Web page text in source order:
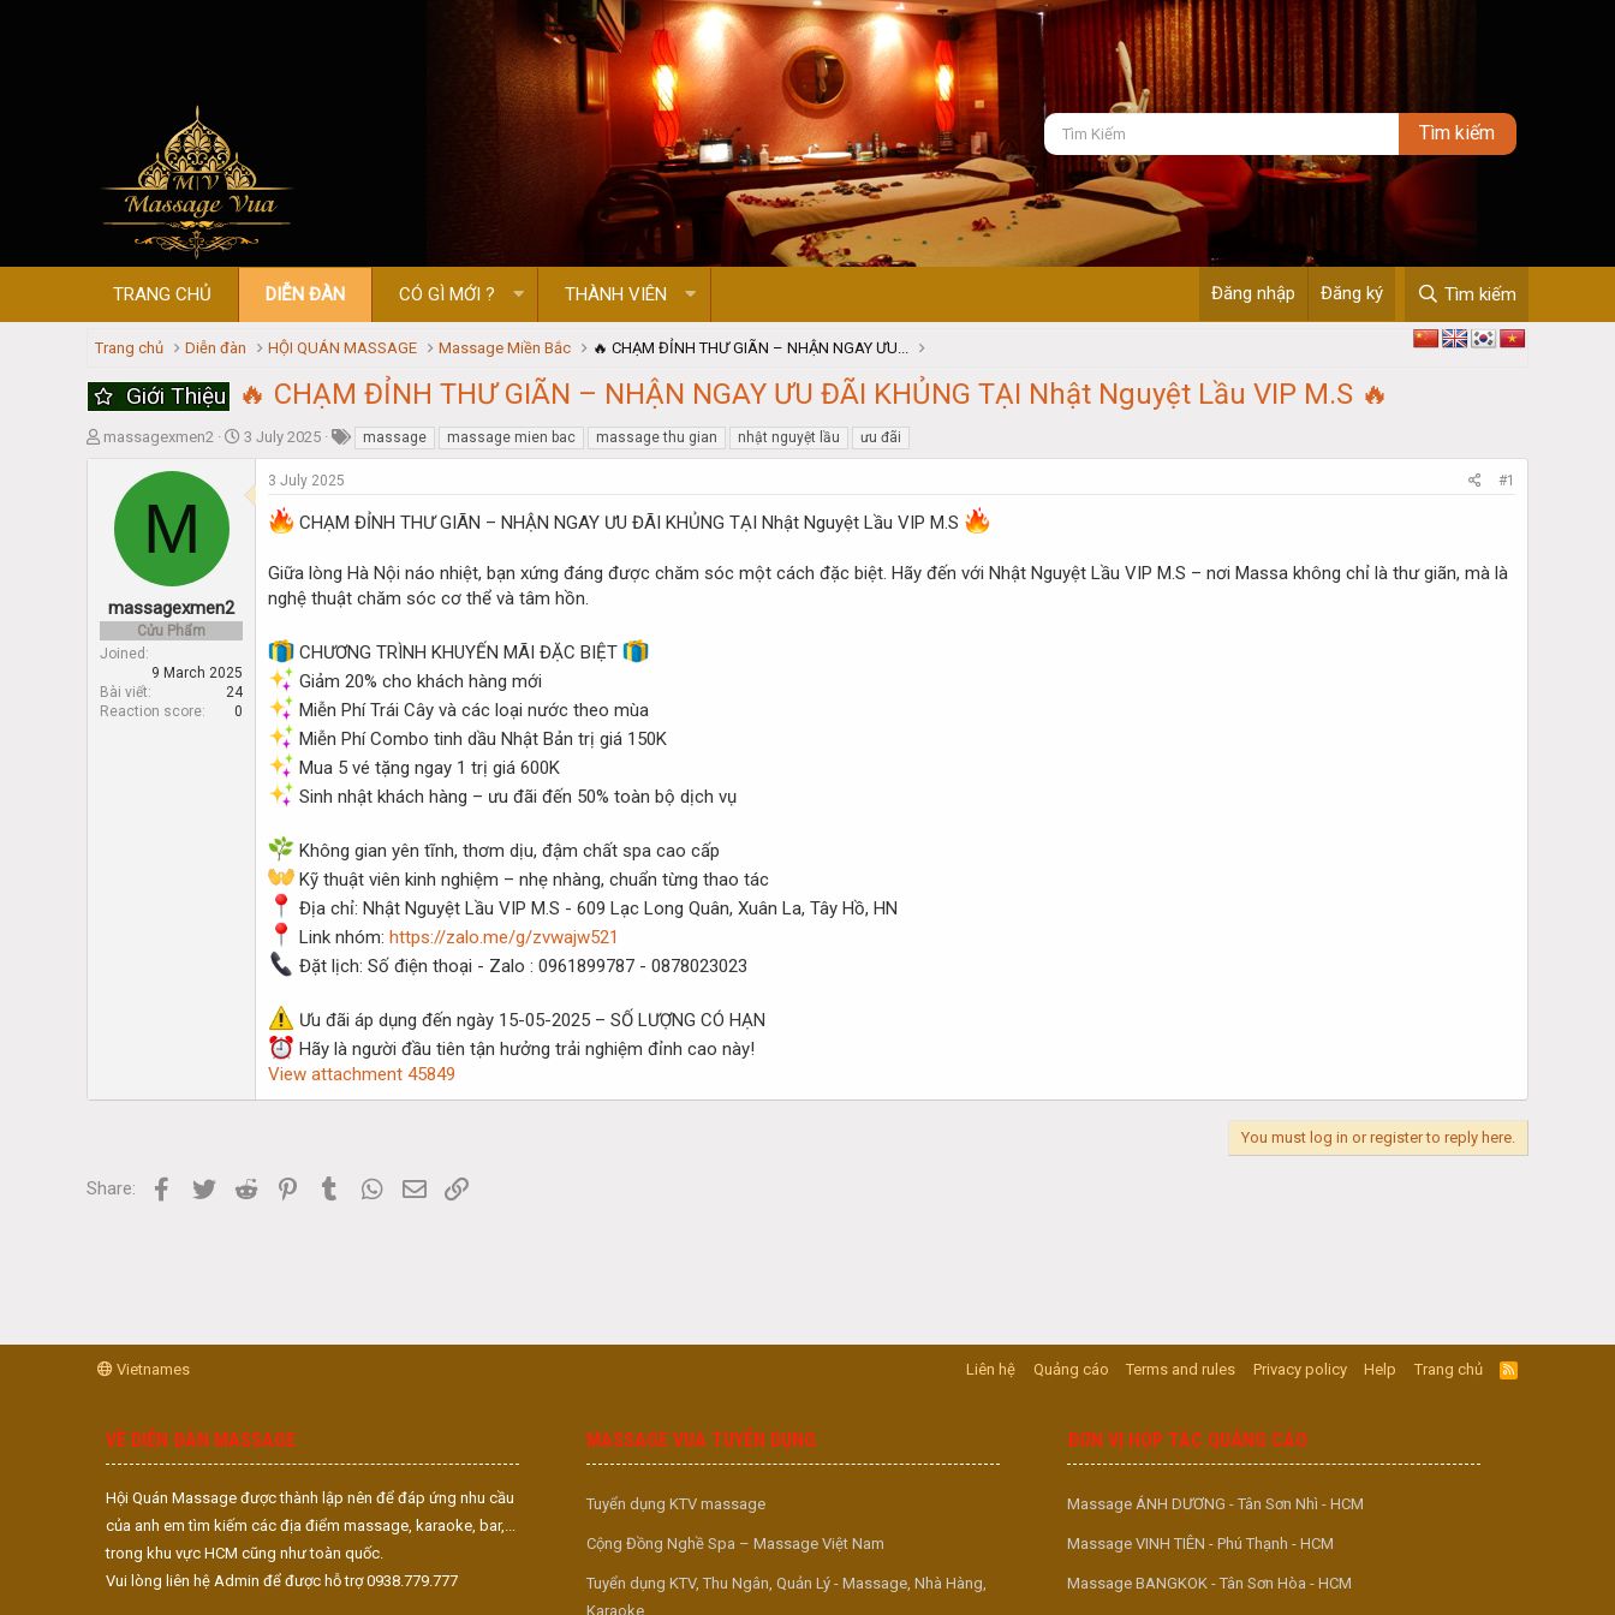
TRANG CHỦ DIỄN ĐÀN CÓ GÌ MỚI ? THÀNH VIÊN Đăng nhập Đăng ký Tìm kiếm
Trang chủ Diễn đàn HỘI QUÁN MASSAGE Massage Miền Bắc 🔥 CHẠM ĐỈNH THƯ GIÃN – NHẬN NGAY ƯU...
Giới Thiệu 🔥 CHẠM ĐỈNH THƯ GIÃN – NHẬN NGAY ƯU ĐÃI KHỦNG TẠI Nhật Nguyệt Lầu VIP M.S 🔥
T
a
t
r
massagexmen2
S
r
3 July 2025 massage massage mien bac massage thu gian nhật nguyệt lầu ưu đãi
M
massagexmen2
Cửu Phẩm
Joined
9 March 2025
Bài viết
24
Reaction score
0
3 July 2025 #1
CHẠM ĐỈNH THƯ GIÃN – NHẬN NGAY ƯU ĐÃI KHỦNG TẠI Nhật Nguyệt Lầu VIP M.S
Giữa lòng Hà Nội náo nhiệt, bạn xứng đáng được chăm sóc một cách đặc biệt. Hãy đến với Nhật Nguyệt Lầu VIP M.S – nơi Massa không chỉ là thư giãn, mà là
nghệ thuật chăm sóc cơ thể và tâm hồn.
CHƯƠNG TRÌNH KHUYẾN MÃI ĐẶC BIỆT
Giảm 20% cho khách hàng mới
Miễn Phí Trái Cây và các loại nước theo mùa
Miễn Phí Combo tinh dầu Nhật Bản trị giá 150K
Mua 5 vé tặng ngay 1 trị giá 600K
Sinh nhật khách hàng – ưu đãi đến 50% toàn bộ dịch vụ
Không gian yên tĩnh, thơm dịu, đậm chất spa cao cấp
Kỹ thuật viên kinh nghiệm – nhẹ nhàng, chuẩn từng thao tác
Địa chỉ: Nhật Nguyệt Lầu VIP M.S - 609 Lạc Long Quân, Xuân La, Tây Hồ, HN
Link nhóm: https://zalo.me/g/zvwajw521
Đặt lịch: Số điện thoại - Zalo : 0961899787 - 0878023023
Ưu đãi áp dụng đến ngày 15-05-2025 – SỐ LƯỢNG CÓ HẠN
Hãy là người đầu tiên tận hưởng trải nghiệm đỉnh cao này!
View attachment 45849
You must log in or register to reply here.
Share: Facebook
Twitter Reddit PinterestTumblr WhatsApp
Email
Vietnames Liên hệ Quảng cáo Terms and rules Privacy policy Help Trang chủ
R
S
VỀ DIỄN ĐÀN MASSAGE
Hội Quán Massage được thành lập nên để đáp ứng nhu cầu
của anh em tìm kiếm các địa điểm massage, karaoke, bar,...
trong khu vực HCM cũng như toàn quốc.
Vui lòng liên hệ Admin để được hỗ trợ 0938.779.777
MASSAGE VUA TUYỂN DỤNG
Tuyển dụng KTV massage
Cộng Đồng Nghề Spa – Massage Việt Nam
Tuyển dụng KTV, Thu Ngân, Quản Lý - Massage, Nhà Hàng,
Karaoke
ĐƠN VỊ HỢP TÁC QUẢNG CÁO
Massage ÁNH DƯƠNG - Tân Sơn Nhì - HCM
Massage VINH TIÊN - Phú Thạnh - HCM
Massage BANGKOK - Tân Sơn Hòa - HCM